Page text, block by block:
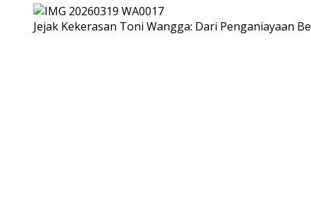
Jejak Kekerasan Toni Wangga: Dari Penganiayaan